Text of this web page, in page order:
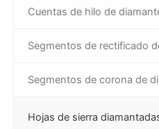
Cuentas de hilo de
Segmentos de rectificado
Segmentos de corona de
Hojas de sierra